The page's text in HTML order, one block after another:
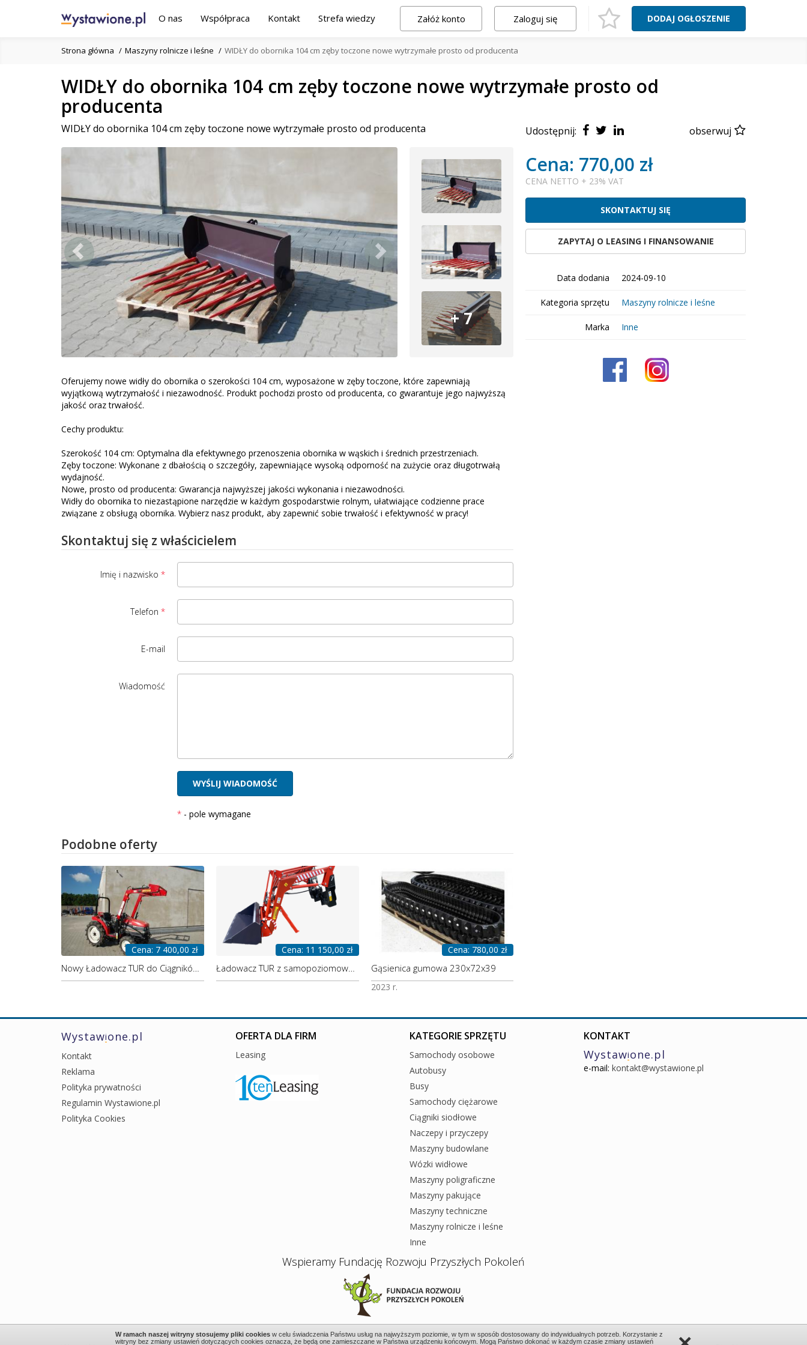
O nas Współpraca Kontakt Strefa wiedzy DODAJ OGŁOSZENIE
Załóż konto Zaloguj się
Strona główna Maszyny rolnicze i leśne WIDŁY do obornika 104 cm zęby toczone nowe wytrzymałe prosto od producenta
WIDŁY do obornika 104 cm zęby toczone nowe wytrzymałe prosto od
producenta
WIDŁY do obornika 104 cm zęby toczone nowe wytrzymałe prosto od producenta
+ 7
Oferujemy nowe widły do obornika o szerokości 104 cm, wyposażone w zęby toczone, które zapewniają
wyjątkową wytrzymałość i niezawodność. Produkt pochodzi prosto od producenta, co gwarantuje jego najwyższą
jakość oraz trwałość.
Cechy produktu:
Szerokość 104 cm: Optymalna dla efektywnego przenoszenia obornika w wąskich i średnich przestrzeniach.
Zęby toczone: Wykonane z dbałością o szczegóły, zapewniające wysoką odporność na zużycie oraz długotrwałą
wydajność.
Nowe, prosto od producenta: Gwarancja najwyższej jakości wykonania i niezawodności.
Widły do obornika to niezastąpione narzędzie w każdym gospodarstwie rolnym, ułatwiające codzienne prace
związane z obsługą obornika. Wybierz nasz produkt, aby zapewnić sobie trwałość i efektywność w pracy!
Skontaktuj się z właścicielem
Imię i nazwisko
Telefon
E-mail
Wiadomość
- pole wymagane
Podobne oferty
Cena: 7 400,00 zł Cena: 11 150,00 zł
Ładowacz TUR z samopoziomowaniem, przeznaczony do traktora Kubota, w tym modelu EK1-261 - producent
Cena: 780,00 zł
Gąsienica gumowa 230x72x39
2023 r.
Udostępnij: obserwuj
Cena: 770,00 zł
CENA NETTO + 23% VAT
SKONTAKTUJ SIĘ
ZAPYTAJ O LEASING I FINANSOWANIE
Data dodania 2024-09-10
Kategoria sprzętu Maszyny rolnicze i leśne
Marka Inne
Wystawione.pl
Kontakt
Reklama
Polityka prywatności
Regulamin Wystawione.pl
Polityka Cookies
OFERTA DLA FIRM
Leasing
KATEGORIE SPRZĘTU
Samochody osobowe
Autobusy
Busy
Samochody ciężarowe
Ciągniki siodłowe
Naczepy i przyczepy
Maszyny budowlane
Wózki widłowe
Maszyny poligraficzne
Maszyny pakujące
Maszyny techniczne
Maszyny rolnicze i leśne
Inne
KONTAKT
Wystawione.pl
e-mail: kontakt@wystawione.pl
Wspieramy Fundację Rozwoju Przyszłych Pokoleń
W ramach naszej witryny stosujemy pliki cookies w celu świadczenia Państwu usług na najwyższym poziomie, w tym w sposób dostosowany do indywidualnych potrzeb. Korzystanie z
witryny bez zmiany ustawień dotyczących cookies oznacza, że będą one zamieszczane w Państwa urządzeniu końcowym. Mogą Państwo dokonać w każdym czasie zmiany ustawień